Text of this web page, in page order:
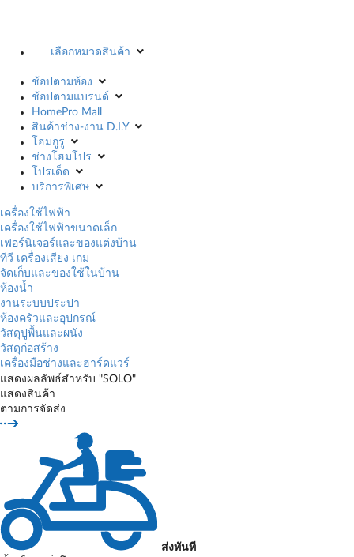
เลือกหมวดสินค้า
ช้อปตามห้อง
ช้อปตามแบรนด์
HomePro Mall
สินค้าช่าง-งาน D.I.Y
โฮมกูรู
ช่างโฮมโปร
โปรเด็ด
บริการพิเศษ
เครื่องใช้ไฟฟ้า
เครื่องใช้ไฟฟ้าขนาดเล็ก
เฟอร์นิเจอร์และของแต่งบ้าน
ทีวี เครื่องเสียง เกม
จัดเก็บและของใช้ในบ้าน
ห้องน้ำ
งานระบบประปา
ห้องครัวและอุปกรณ์
วัสดุปูพื้นและผนัง
วัสดุก่อสร้าง
เครื่องมือช่างและฮาร์ดแวร์
แสดงผลลัพธ์สำหรับ "SOLO"
แสดงสินค้า
ตามการจัดส่ง
ส่งทันที